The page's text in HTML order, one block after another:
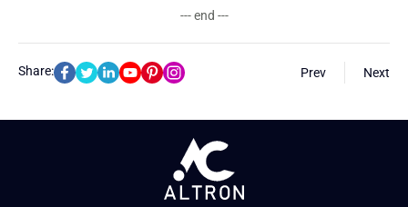
--- end ---
Share: Prev Next